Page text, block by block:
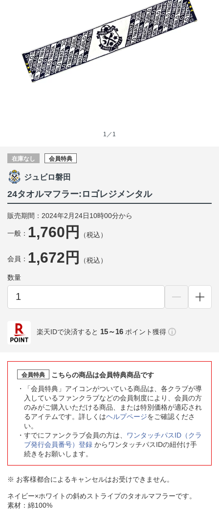
1／1
在庫なし 会員特典
ジュビロ磐田
24タオルマフラー:ロゴレジメンタル
販売期間：2024年2月24日10時00分から
一般： 1,760円 （税込）
会員： 1,672円 （税込）
数量
楽天IDで決済すると 15～16 ポイント獲得
会員特典
こちらの商品は会員特典商品です
「会員特典」アイコンがついている商品は、各クラブが導
入しているファンクラブなどの会員制度により、会員の方
のみがご購入いただける商品、または特別価格が適応され
るアイテムです。詳しくはヘルプページをご確認くださ
い。
すでにファンクラブ会員の方は、
ワンタッチパスID（クラ
ブ発行会員番号）登録 からワンタッチパスIDの紐付け手
続きをお願いします。
※ お客様都合によるキャンセルはお受けできません。
ネイビー×ホワイトの斜めストライプのタオルマフラーです。
素材：綿100%